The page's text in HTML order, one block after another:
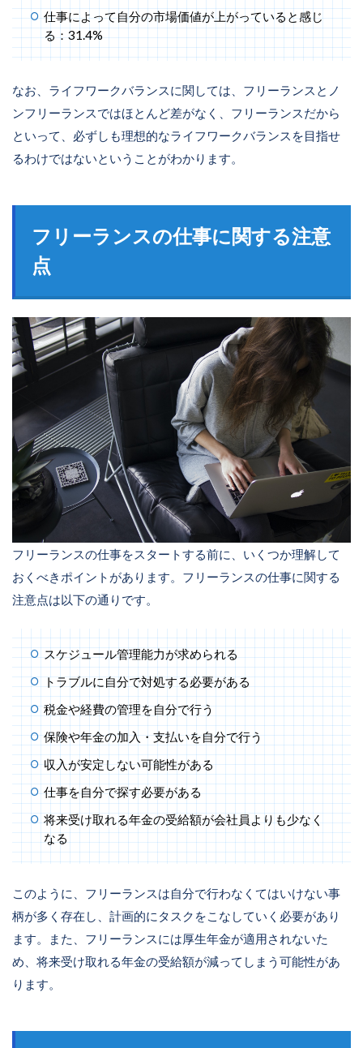
仕事によって自分の市場価値が上がっていると感じ
る：31.4%
なお、ライフワークバランスに関しては、フリーランスとノ
ンフリーランスではほとんど差がなく、フリーランスだから
といって、必ずしも理想的なライフワークバランスを目指せ
るわけではないということがわかります。
フリーランスの仕事に関する注意
点
フリーランスの仕事をスタートする前に、いくつか理解して
おくべきポイントがあります。フリーランスの仕事に関する
注意点は以下の通りです。
スケジュール管理能力が求められる
トラブルに自分で対処する必要がある
税金や経費の管理を自分で行う
保険や年金の加入・支払いを自分で行う
収入が安定しない可能性がある
仕事を自分で探す必要がある
将来受け取れる年金の受給額が会社員よりも少なく
なる
このように、フリーランスは自分で行わなくてはいけない事
柄が多く存在し、計画的にタスクをこなしていく必要があり
ます。また、フリーランスには厚生年金が適用されないた
め、将来受け取れる年金の受給額が減ってしまう可能性があ
ります。